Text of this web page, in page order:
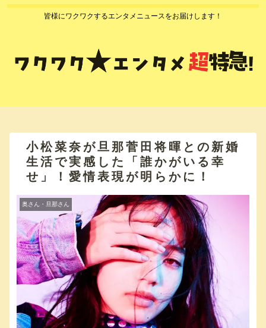
皆様にワクワクするエンタメニュースをお届けします！
小松菜奈が旦那菅田将暉との新婚
生活で実感した「誰かがいる幸
せ」！愛情表現が明らかに！
奥さん・旦那さん